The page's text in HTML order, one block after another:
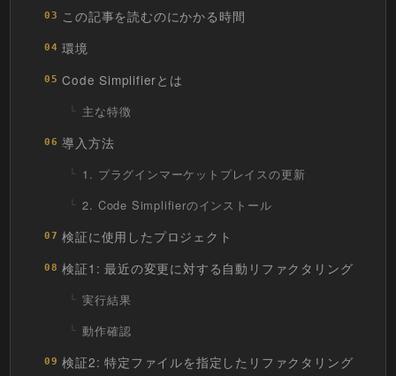
03 この記事を読むのにかかる時間
04 環境
05 Code Simplifierとは
主な特徴
06 導入方法
1. プラグインマーケットプレイスの更新
2. Code Simplifierのインストール
07 検証に使用したプロジェクト
08 検証1: 最近の変更に対する自動リファクタリング
実行結果
動作確認
09 検証2: 特定ファイルを指定したリファクタリング